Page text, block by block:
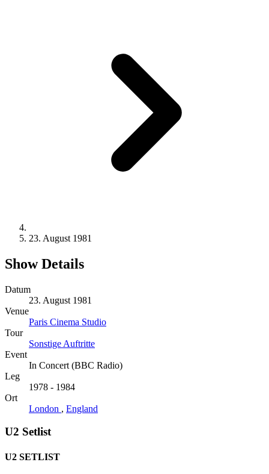
23. August 1981
Show Details
Datum
23. August 1981
Venue
Paris Cinema Studio
Tour
Sonstige Auftritte
Event
In Concert (BBC Radio)
Leg
1978 - 1984
Ort
London , England
U2 Setlist
U2 SETLIST